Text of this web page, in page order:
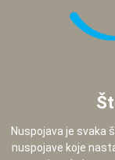
Nuspojava je svaka
nuspojave koje